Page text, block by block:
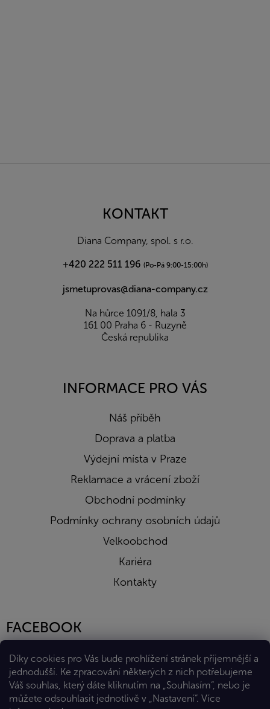
Díky cookies pro Vás bude prohlížení stránek příjemnější a
jednodušší. Ke zpracování některých z nich potřebujeme
Váš souhlas, který dáte kliknutím na „Souhlasím“, nebo je
můžete odsouhlasit jednotlivě v „Nastavení“. Více
KONTAKT
Diana Company, spol. s r.o.
+420 222 511 196 (Po-Pá 9:00-15:00h)
jsmetuprovas@diana-company.cz
Na hůrce 1091/8, hala 3
161 00 Praha 6 - Ruzyně
Česká republika
INFORMACE PRO VÁS
Náš příběh
Doprava a platba
Výdejní místa v Praze
Reklamace a vrácení zboží
Obchodní podmínky
Podmínky ochrany osobních údajů
Velkoobchod
Kariéra
Kontakty
FACEBOOK